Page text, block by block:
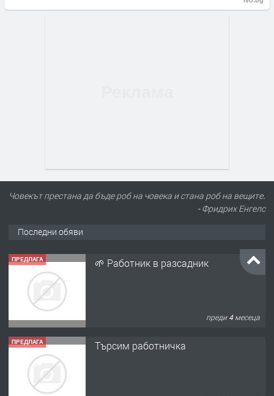
Човекът престана да бъде роб на човека и стана роб на вещите.
- Фридрих Енгелс
Последни обяви
ПРЕДЛАГА 🌱 Работник в разсадник
преди 4 месеца
ПРЕДЛАГА Търсим работничка